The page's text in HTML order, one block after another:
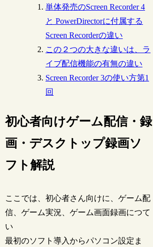
単体発売のScreen Recorder 4
と PowerDirectorに付属する
Screen Recorderの違い
この２つの大きな違いは、ラ
イブ配信機能の有無の違い
Screen Recorder 3の使い方第1
回
初心者向けゲーム配信・録
画・デスクトップ録画ソ
フト解説
ここでは、初心者さん向けに、ゲーム配
信、ゲーム実況、ゲーム画面録画につて
い
最初のソフト導入からパソコン設定ま